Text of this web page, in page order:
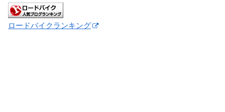
ロードバイクランキング